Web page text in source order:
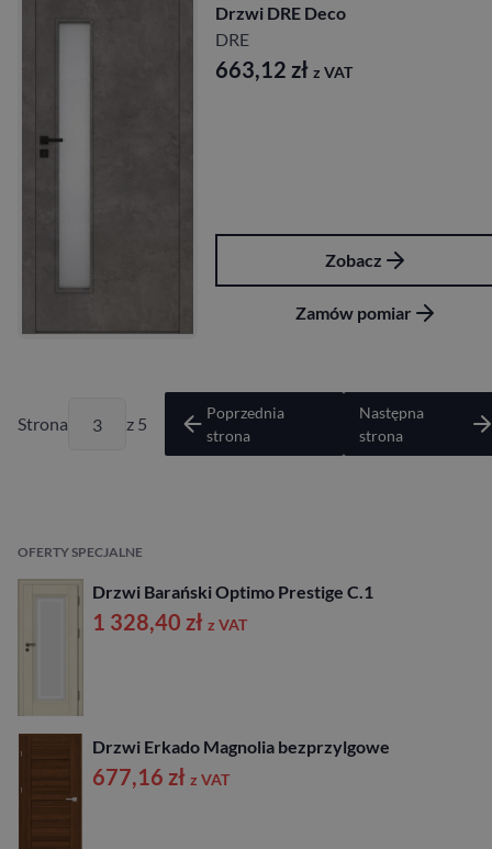
Drzwi DRE Deco
DRE
663,12 zł z VAT
Zobacz
Zamów pomiar
Strona z 5
Poprzednia
strona
Następna
strona
OFERTY SPECJALNE
Drzwi Barański Optimo Prestige C.1
1 328,40 zł z VAT
Drzwi Erkado Magnolia bezprzylgowe
677,16 zł z VAT